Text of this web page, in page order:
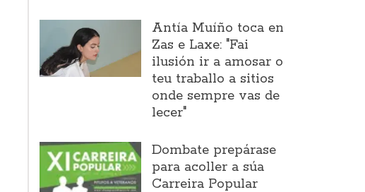
Antía Muíño toca en
Zas e Laxe: "Fai
ilusión ir a amosar o
teu traballo a sitios
onde sempre vas de
lecer"
Dombate prepárase
para acoller a súa
Carreira Popular